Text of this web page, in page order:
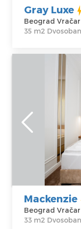
Gray Luxe
Beograd Vračar
35 m2
Dvosoban
Vračar je lepo
osobe na
Lokacija:
Beograd
Makenzijeva 89
60 €
Mackenzie
Beograd
33 m2